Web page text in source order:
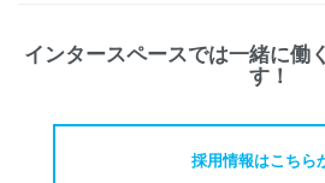
インタースペースでは一緒に働
す！
採用情報はこちら